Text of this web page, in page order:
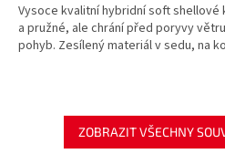
Vysoce kvalitní hybridní soft
a pružné, ale chrání před poryvy
pohyb. Zesílený materiál v sedu, na
ZOBRAZIT VŠECHNY